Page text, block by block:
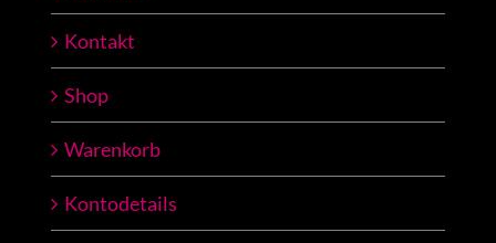
Kontakt
Shop
Warenkorb
Kontodetails